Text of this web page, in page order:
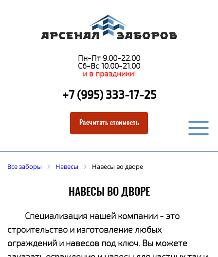
Пн-Пт 9.00-22.00
Сб-Вс 10.00-21.00
и в праздники!
+7 (995) 333-17-25
Расчитать стоимость
Все заборы Навесы Навесы во дворе
НАВЕСЫ ВО ДВОРЕ
Специализация нашей компании - это
строительство и изготовление любых
ограждений и навесов под ключ. Вы можете